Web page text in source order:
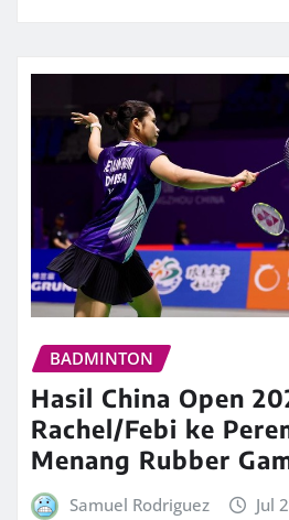
BADMINTON
Hasil China Open
Rachel/Febi ke
Menang Rubber
Samuel Rodriguez Jul